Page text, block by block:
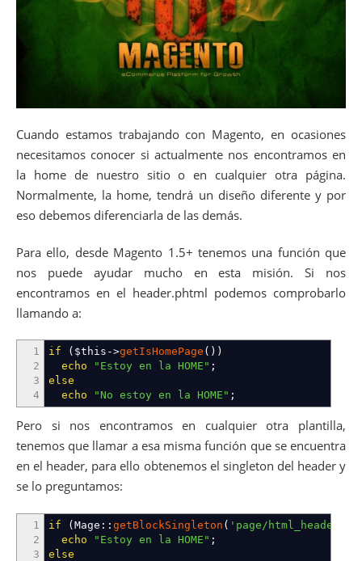
Cuando estamos trabajando con Magento, en ocasiones
necesitamos conocer si actualmente nos encontramos en
la home de nuestro sitio o en cualquier otra página.
Normalmente, la home, tendrá un diseño diferente y por
eso debemos diferenciarla de las demás.
Para ello, desde Magento 1.5+ tenemos una función que
nos puede ayudar mucho en esta misión. Si nos
encontramos en el header.phtml podemos comprobarlo
llamando a:
1
2
3
4
if ( $this ->getIsHomePage ( ) )
echo
"Estoy en la HOME" ;
else
echo
"No estoy en la HOME" ;
Pero si nos encontramos en cualquier otra plantilla,
tenemos que llamar a esa misma función que se encuentra
en el header, para ello obtenemos el singleton del header y
se lo preguntamos:
1
2
3
if ( Mage :: getBlockSingleton ( 'page/html_header'
echo
"Estoy en la HOME" ;
else